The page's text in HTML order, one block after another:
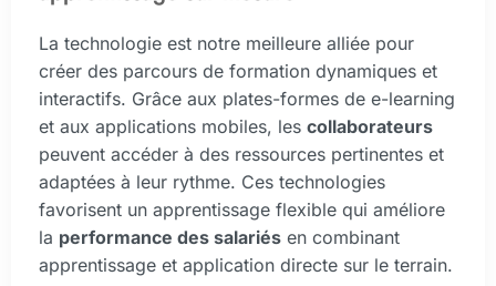
La technologie est notre meilleure alliée pour
créer des parcours de formation dynamiques et
interactifs. Grâce aux plates-formes de e-learning
et aux applications mobiles, les collaborateurs
peuvent accéder à des ressources pertinentes et
adaptées à leur rythme. Ces technologies
favorisent un apprentissage flexible qui améliore
la performance des salariés en combinant
apprentissage et application directe sur le terrain.